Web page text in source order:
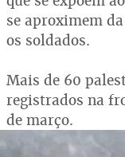
se aproximem
os soldados.
Mais de 60
registrados na
de março.